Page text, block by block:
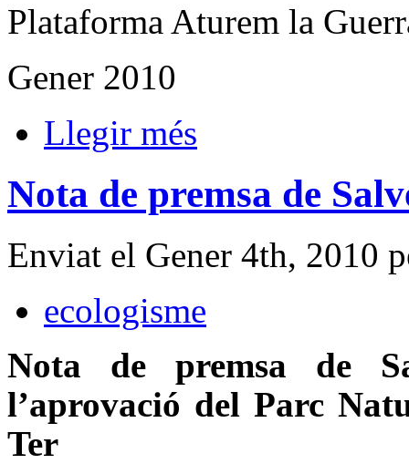
Plataforma Aturem la
Gener 2010
Llegir més
Nota de premsa de
Enviat el Gener 4th, 2010
ecologisme
Nota de premsa de
l’aprovació del Parc
Ter